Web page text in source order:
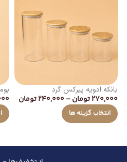
بانکه ادویه پیرکس گرد
270,000تومان–
240,000تومان
انتخاب گزینه ها